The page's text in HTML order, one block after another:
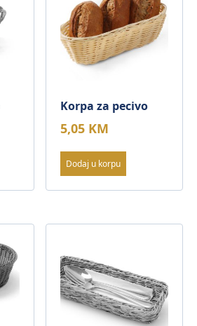
Korpa za pecivo
5,05 KM
Dodaj u korpu